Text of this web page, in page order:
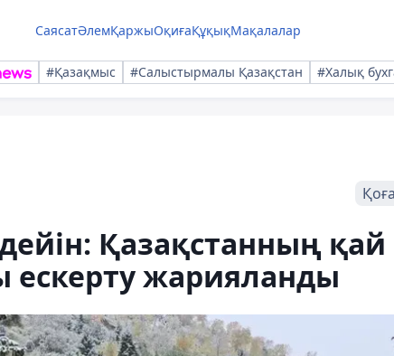
СаясатӘлемҚаржыОқиғаҚұқықМақалалар
#Қазақмыс #Салыстырмалы Қазақстан #Халық
Қазақстанның қай
ескерту жарияланды